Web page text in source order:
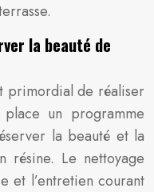
la beauté de
primordial de réaliser
un programme
la beauté et la
résine. Le nettoyage
et l’entretien courant